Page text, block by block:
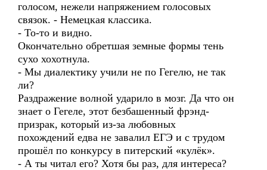
голосом, нежели напряжением голосовых
связок. - Немецкая классика.
- То-то и видно.
Окончательно обретшая земные формы тень
сухо хохотнула.
- Мы диалектику учили не по Гегелю, не так
ли?
Раздражение волной ударило в мозг. Да что он
знает о Гегеле, этот безбашенный фрэнд-
призрак, который из-за любовных
похождений едва не завалил ЕГЭ и с трудом
прошёл по конкурсу в питерский «кулёк».
- А ты читал его? Хотя бы раз, для интереса?